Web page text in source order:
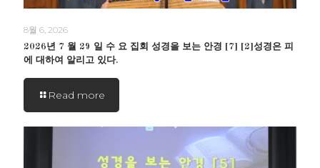
8월 6, 2026
2026년 7 월 29 일 수 요 집회 성경을 보는 안경 [7] [2]성경은 피
에 대하여 알리고 있다.
Read more